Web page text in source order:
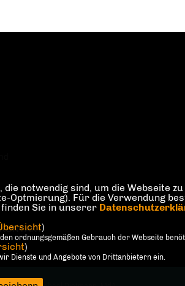
KONTAKT
die notwendig sind, um die Webseite
Optmierung). Für die Verwendung
Sie in unserer
)
ordnungsgemäßen Gebrauch der Webseite
)
Dienste und Angebote von Drittanbietern ein.